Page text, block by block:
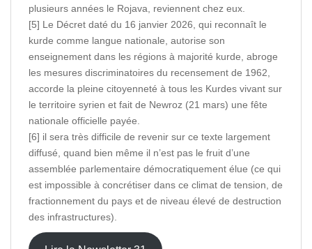
plusieurs années le Rojava, reviennent chez eux.
[5] Le Décret daté du 16 janvier 2026, qui reconnaît le
kurde comme langue nationale, autorise son
enseignement dans les régions à majorité kurde, abroge
les mesures discriminatoires du recensement de 1962,
accorde la pleine citoyenneté à tous les Kurdes vivant sur
le territoire syrien et fait de Newroz (21 mars) une fête
nationale officielle payée.
[6] il sera très difficile de revenir sur ce texte largement
diffusé, quand bien même il n’est pas le fruit d’une
assemblée parlementaire démocratiquement élue (ce qui
est impossible à concrétiser dans ce climat de tension, de
fractionnement du pays et de niveau élevé de destruction
des infrastructures).